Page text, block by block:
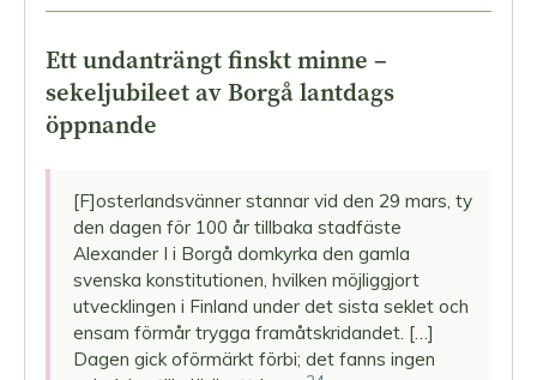
Ett undanträngt finskt minne –
sekeljubileet av Borgå lantdags
öppnande
[F]osterlandsvänner stannar vid den 29 mars, ty
den dagen för 100 år tillbaka stadfäste
Alexander I i Borgå domkyrka den gamla
svenska konstitutionen, hvilken möjliggjort
utvecklingen i Finland under det sista seklet och
ensam förmår trygga framåtskridandet. […]
Dagen gick oförmärkt förbi; det fanns ingen